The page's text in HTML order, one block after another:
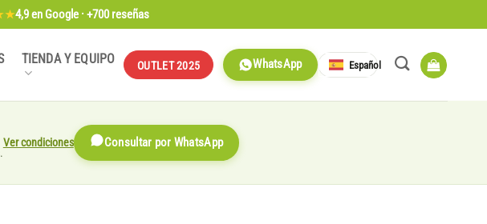
4,9en Google · +700 reseñas
TIENDA Y EQUIPO OUTLET 2025 WhatsApp Español
Ver condiciones Consultar por WhatsApp